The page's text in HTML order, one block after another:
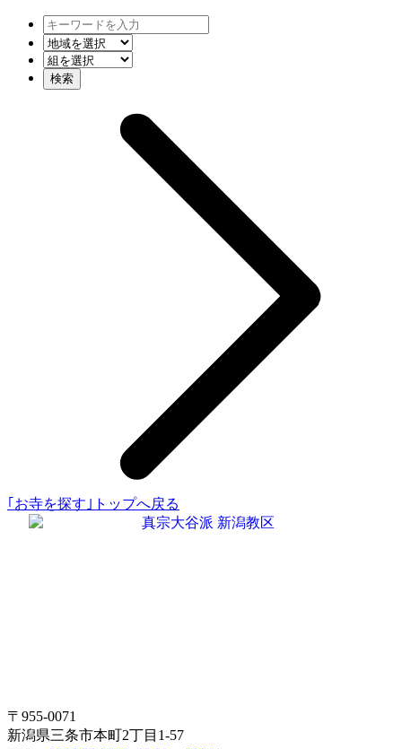
｢お寺を探す｣トップへ戻る
〒955-0071
新潟県三条市本町2丁目1-57